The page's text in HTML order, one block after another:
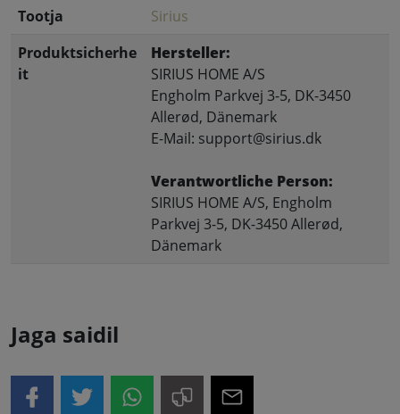
Tootja
Sirius
Produktsicherhe
it
Hersteller:
SIRIUS HOME A/S
Engholm Parkvej 3-5, DK-3450
Allerød, Dänemark
E-Mail: support@sirius.dk
Verantwortliche Person:
SIRIUS HOME A/S, Engholm
Parkvej 3-5, DK-3450 Allerød,
Dänemark
Jaga saidil